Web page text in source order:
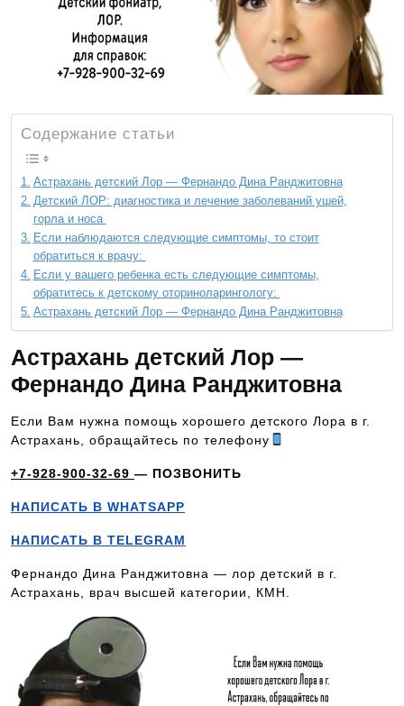
Содержание статьи
Астрахань детский Лор — Фернандо Дина Ранджитовна
Детский ЛОР: диагностика и лечение заболеваний ушей,
горла и носа
Если наблюдаются следующие симптомы, то стоит
обратиться к врачу:
Если у вашего ребенка есть следующие симптомы,
обратитесь к детскому оториноларингологу:
Астрахань детский Лор — Фернандо Дина Ранджитовна
Астрахань детский Лор —
Фернандо Дина Ранджитовна
Если Вам нужна помощь хорошего детского Лора в г.
Астрахань, обращайтесь по телефону
+7-928-900-32-69 — ПОЗВОНИТЬ
НАПИСАТЬ В WHATSAPP
НАПИСАТЬ В TELEGRAM
Фернандо Дина Ранджитовна — лор детский в г.
Астрахань, врач высшей категории, КМН.